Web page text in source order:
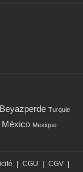
Beyazperde Turquie
México Mexique
CGU CGV